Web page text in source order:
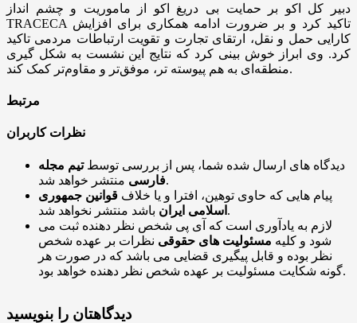
دبیر کل اکو بر حمایت بی دریغ اکو از ماموریت و چشم انداز
TRACECA تاکید کرد و بر ضرورت ادامه همکاری برای افزایش
کارایی حمل و نقل، ارتقای تجارت و تقویت ارتباطات مردمی تاکید
کرد. وی ابراز خوش بینی کرد که نتایج این نشست به شکل گیری
منطقه‌ای به هم پیوسته تر، موفق‌تر و مقاوم‌تر کمک کند.
مرتبط
نظرات کاربران
دیدگاه های ارسال شده شما، پس از بررسی توسطتیم مجله
فارسیمنتشر خواهد شد.
پیام هایی که حاوی توهین، افترا و یا خلاف قوانین جمهوری
اسلامی ایران باشد منتشر نخواهد شد.
لازم به یادآوری است که آی پی شخص نظر دهنده ثبت می
شود و کلیه مسئولیت های حقوقی نظرات بر عهده شخص
نظر بوده و قابل پیگیری قضایی می باشد که در صورت هر
گونه شکایت مسئولیت بر عهده شخص نظر دهنده خواهد بود.
دیدگاهتان را بنویسید